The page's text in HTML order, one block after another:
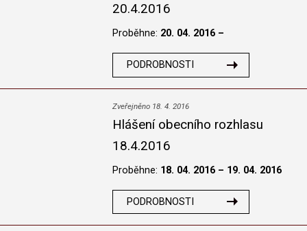
20.4.2016
Proběhne: 20. 04. 2016 –
PODROBNOSTI
Zveřejněno 18. 4. 2016
Hlášení obecního rozhlasu
18.4.2016
Proběhne: 18. 04. 2016 – 19. 04. 2016
PODROBNOSTI